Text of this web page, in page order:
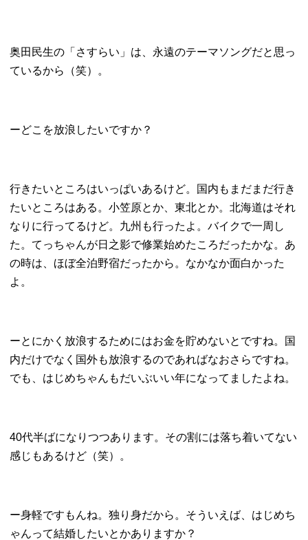
奥田民生の「さすらい」は、永遠のテーマソングだと思っ
ているから（笑）。
ーどこを放浪したいですか？
行きたいところはいっぱいあるけど。国内もまだまだ行き
たいところはある。小笠原とか、東北とか。北海道はそれ
なりに行ってるけど。九州も行ったよ。バイクで一周し
た。てっちゃんが日之影で修業始めたころだったかな。あ
の時は、ほぼ全泊野宿だったから。なかなか面白かった
よ。
ーとにかく放浪するためにはお金を貯めないとですね。国
内だけでなく国外も放浪するのであればなおさらですね。
でも、はじめちゃんもだいぶいい年になってましたよね。
40代半ばになりつつあります。その割には落ち着いてない
感じもあるけど（笑）。
ー身軽ですもんね。独り身だから。そういえば、はじめち
ゃんって結婚したいとかありますか？